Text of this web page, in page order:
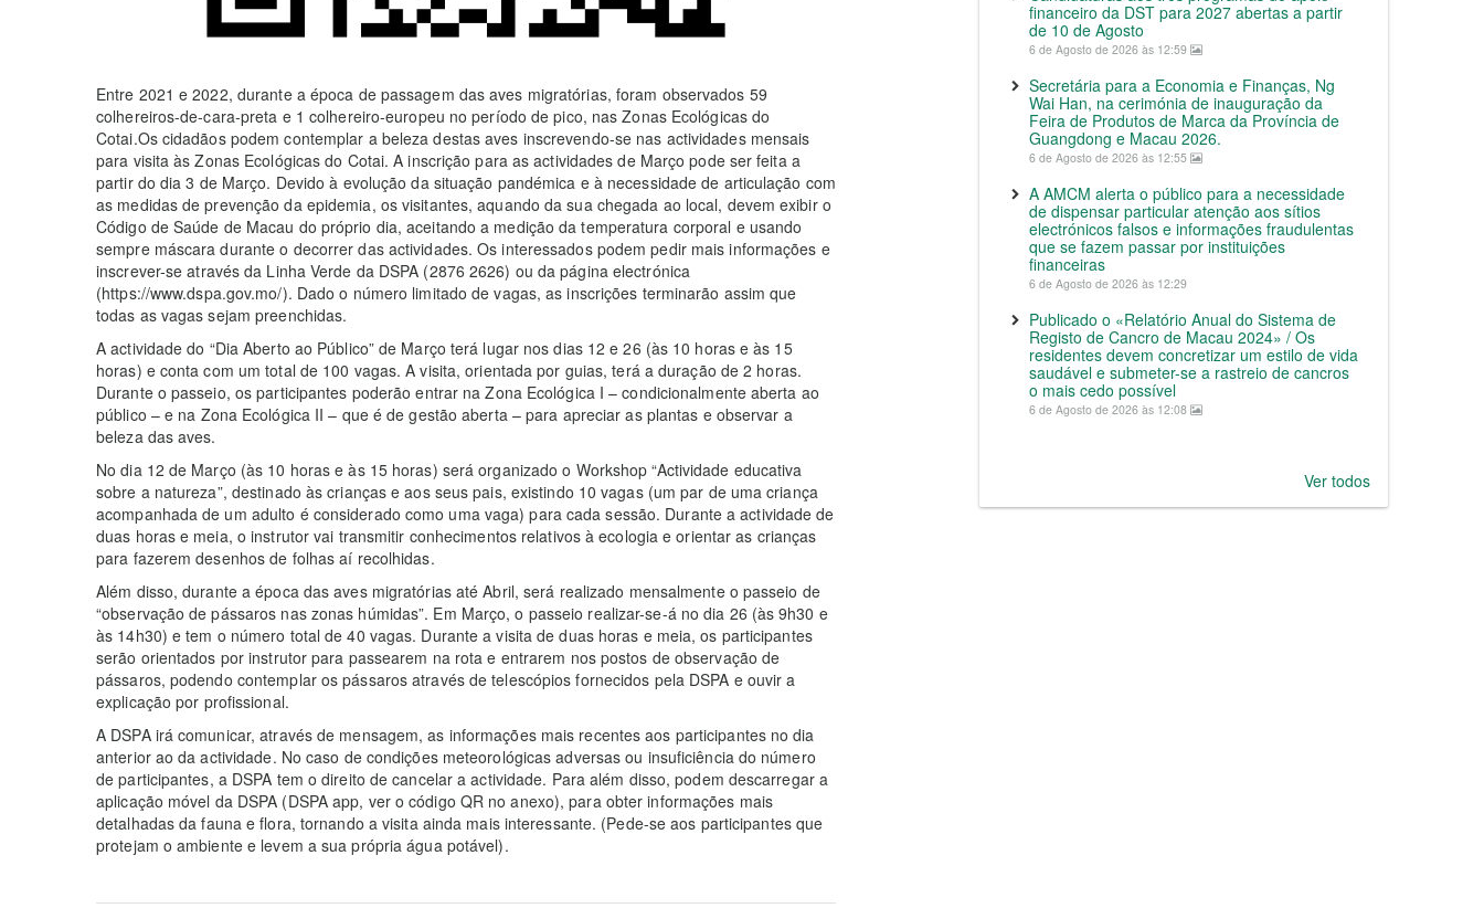
Entre 2021 e 2022, durante a época de passagem das aves migratórias, foram observados 59
colhereiros-de-cara-preta e 1 colhereiro-europeu no período de pico, nas Zonas Ecológicas do
Cotai.Os cidadãos podem contemplar a beleza destas aves inscrevendo-se nas actividades mensais
para visita às Zonas Ecológicas do Cotai. A inscrição para as actividades de Março pode ser feita a
partir do dia 3 de Março. Devido à evolução da situação pandémica e à necessidade de articulação com
as medidas de prevenção da epidemia, os visitantes, aquando da sua chegada ao local, devem exibir o
Código de Saúde de Macau do próprio dia, aceitando a medição da temperatura corporal e usando
sempre máscara durante o decorrer das actividades. Os interessados podem pedir mais informações e
inscrever-se através da Linha Verde da DSPA (2876 2626) ou da página electrónica
(https://www.dspa.gov.mo/). Dado o número limitado de vagas, as inscrições terminarão assim que
todas as vagas sejam preenchidas.
A actividade do “Dia Aberto ao Público” de Março terá lugar nos dias 12 e 26 (às 10 horas e às 15
horas) e conta com um total de 100 vagas. A visita, orientada por guias, terá a duração de 2 horas.
Durante o passeio, os participantes poderão entrar na Zona Ecológica I – condicionalmente aberta ao
público – e na Zona Ecológica II – que é de gestão aberta – para apreciar as plantas e observar a
beleza das aves.
No dia 12 de Março (às 10 horas e às 15 horas) será organizado o Workshop “Actividade educativa
sobre a natureza”, destinado às crianças e aos seus pais, existindo 10 vagas (um par de uma criança
acompanhada de um adulto é considerado como uma vaga) para cada sessão. Durante a actividade de
duas horas e meia, o instrutor vai transmitir conhecimentos relativos à ecologia e orientar as crianças
para fazerem desenhos de folhas aí recolhidas.
Além disso, durante a época das aves migratórias até Abril, será realizado mensalmente o passeio de
“observação de pássaros nas zonas húmidas”. Em Março, o passeio realizar-se-á no dia 26 (às 9h30 e
às 14h30) e tem o número total de 40 vagas. Durante a visita de duas horas e meia, os participantes
serão orientados por instrutor para passearem na rota e entrarem nos postos de observação de
pássaros, podendo contemplar os pássaros através de telescópios fornecidos pela DSPA e ouvir a
explicação por profissional.
A DSPA irá comunicar, através de mensagem, as informações mais recentes aos participantes no dia
anterior ao da actividade. No caso de condições meteorológicas adversas ou insuficiência do número
de participantes, a DSPA tem o direito de cancelar a actividade. Para além disso, podem descarregar a
aplicação móvel da DSPA (DSPA app, ver o código QR no anexo), para obter informações mais
detalhadas da fauna e flora, tornando a visita ainda mais interessante. (Pede-se aos participantes que
protejam o ambiente e levem a sua própria água potável).
financeiro da DST para 2027 abertas a partir
de 10 de Agosto
6 de Agosto de 2026 às 12:59
Secretária para a Economia e Finanças, Ng
Wai Han, na cerimónia de inauguração da
Feira de Produtos de Marca da Província de
Guangdong e Macau 2026.
6 de Agosto de 2026 às 12:55
A AMCM alerta o público para a necessidade
de dispensar particular atenção aos sítios
electrónicos falsos e informações fraudulentas
que se fazem passar por instituições
financeiras
6 de Agosto de 2026 às 12:29
Publicado o «Relatório Anual do Sistema de
Registo de Cancro de Macau 2024» / Os
residentes devem concretizar um estilo de vida
saudável e submeter-se a rastreio de cancros
o mais cedo possível
6 de Agosto de 2026 às 12:08
Ver todos